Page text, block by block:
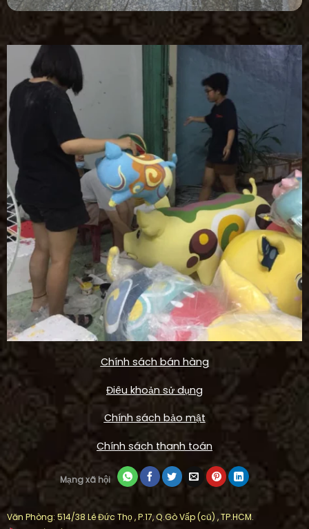
Chính sách bán hàng
Điêu khoản sử dụng
Chính sách bảo mật
Chính sách thanh toán
Mạng xã hội
Văn Phòng: 514/38 Lê Đức Thọ , P.17, Q.Gò Vấp (cũ) , TP.HCM.